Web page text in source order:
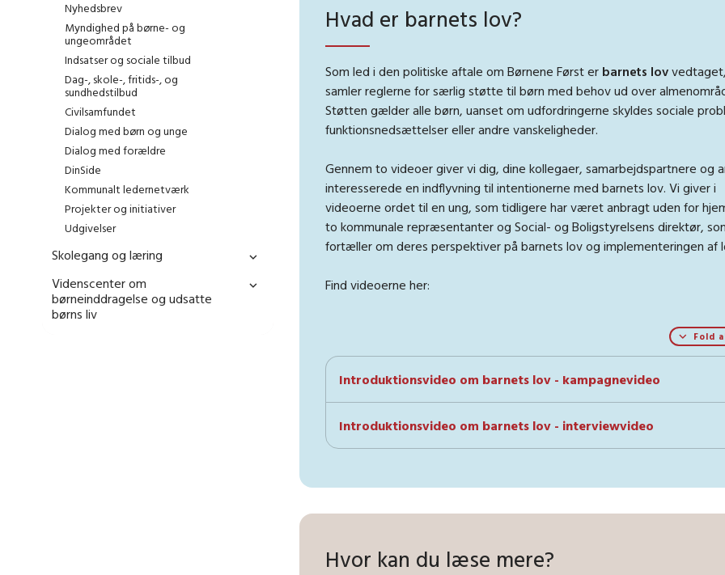
Nyhedsbrev
Myndighed på børne- og
ungeområdet
Indsatser og sociale tilbud
Dag-, skole-, fritids-, og
sundhedstilbud
Civilsamfundet
Dialog med børn og unge
Dialog med forældre
DinSide
Kommunalt ledernetværk
Projekter og initiativer
Udgivelser
Skolegang og læring
Videnscenter om
børneinddragelse og udsatte
børns liv
Hvad er barnets lov?
Som led i den politiske aftale om Børnene Først er barnets lov
samler reglerne for særlig støtte til børn med behov ud over
Støtten gælder alle børn, uanset om udfordringerne skyldes sociale
funktionsnedsættelser eller andre vanskeligheder.
Gennem to videoer giver vi dig, dine kollegaer, samarbejdspartnere og
interesserede en indflyvning til intentionerne med barnets lov. Vi giver i
videoerne ordet til en ung, som tidligere har været anbragt uden for
to kommunale repræsentanter og Social- og Boligstyrelsens direktør,
fortæller om deres perspektiver på barnets lov og implementeringen af
Find videoerne her:
Fold
Introduktionsvideo om barnets lov - kampagnevideo
Introduktionsvideo om barnets lov - interviewvideo
Hvor kan du læse mere?